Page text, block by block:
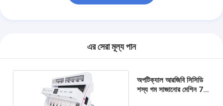
এর সেরা মূল্য পান
অপটিক্যাল আরজিবি সিসিডি
শস্য গম সাজানোর মেশিন 7